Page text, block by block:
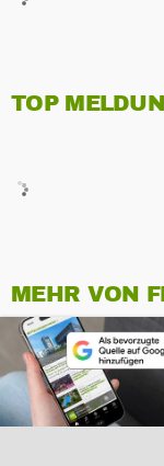
TOP
MEHR VON